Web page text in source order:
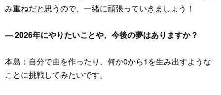
み重ねだと思うので、一緒に頑張っていきましょう！
― 2026年にやりたいことや、今後の夢はありますか？
本島：自分で曲を作ったり、何か0から1を生み出すような
ことに挑戦してみたいです。